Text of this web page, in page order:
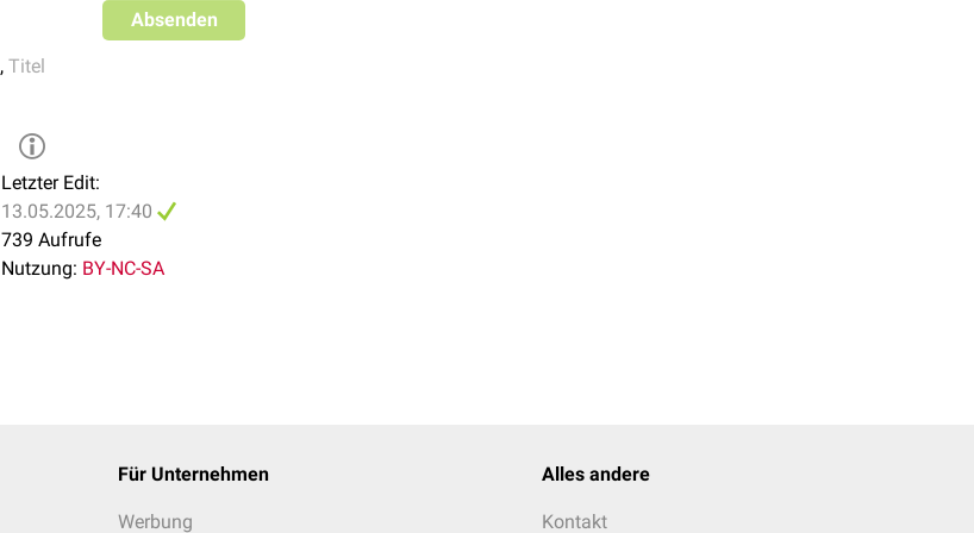
Absenden
, Titel
Letzter Edit:
13.05.2025, 17:40
739 Aufrufe
Nutzung: BY-NC-SA
Für Unternehmen
Werbung
Alles andere
Kontakt